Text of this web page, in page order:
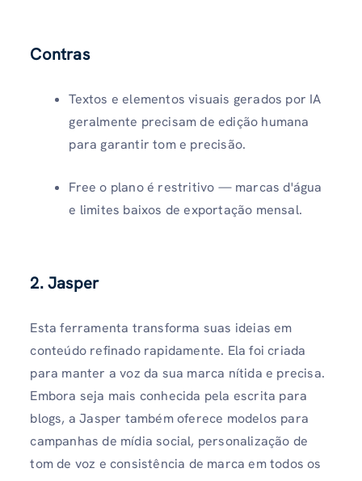
Contras
Textos e elementos visuais gerados por IA
geralmente precisam de edição humana
para garantir tom e precisão.
Free o plano é restritivo — marcas d'água
e limites baixos de exportação mensal.
2.Jasper
Esta ferramenta transforma suas ideias em
conteúdo refinado rapidamente. Ela foi criada
para manter a voz da sua marca nítida e precisa.
Embora seja mais conhecida pela escrita para
blogs, a Jasper também oferece modelos para
campanhas de mídia social, personalização de
tom de voz e consistência de marca em todos os